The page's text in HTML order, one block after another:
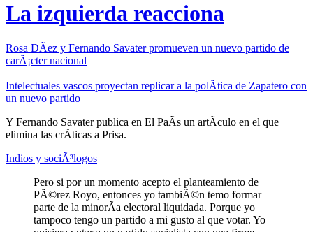
La izquierda reacciona
Rosa DÃ­ez y Fernando Savater promueven un nuevo partido de
carÃ¡cter nacional
Intelectuales vascos proyectan replicar a la polÃ­tica de Zapatero con
un nuevo partido
Y Fernando Savater publica en El PaÃ­s un artÃ­culo en el que
elimina las crÃ­ticas a Prisa.
Indios y sociÃ³logos
Pero si por un momento acepto el planteamiento de
PÃ©rez Royo, entonces yo tambiÃ©n temo formar
parte de la minorÃ­a electoral liquidada. Porque yo
tampoco tengo un partido a mi gusto al que votar. Yo